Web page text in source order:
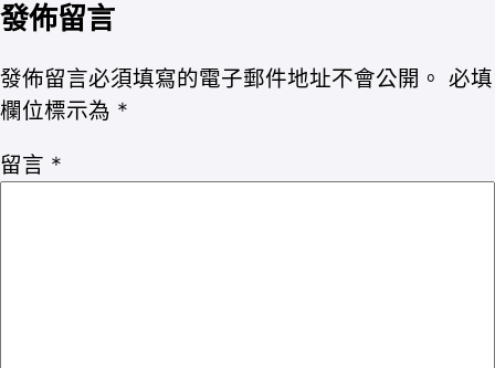
發佈留言
發佈留言必須填寫的電子郵件地址不會公開。 必填
欄位標示為 *
留言 *